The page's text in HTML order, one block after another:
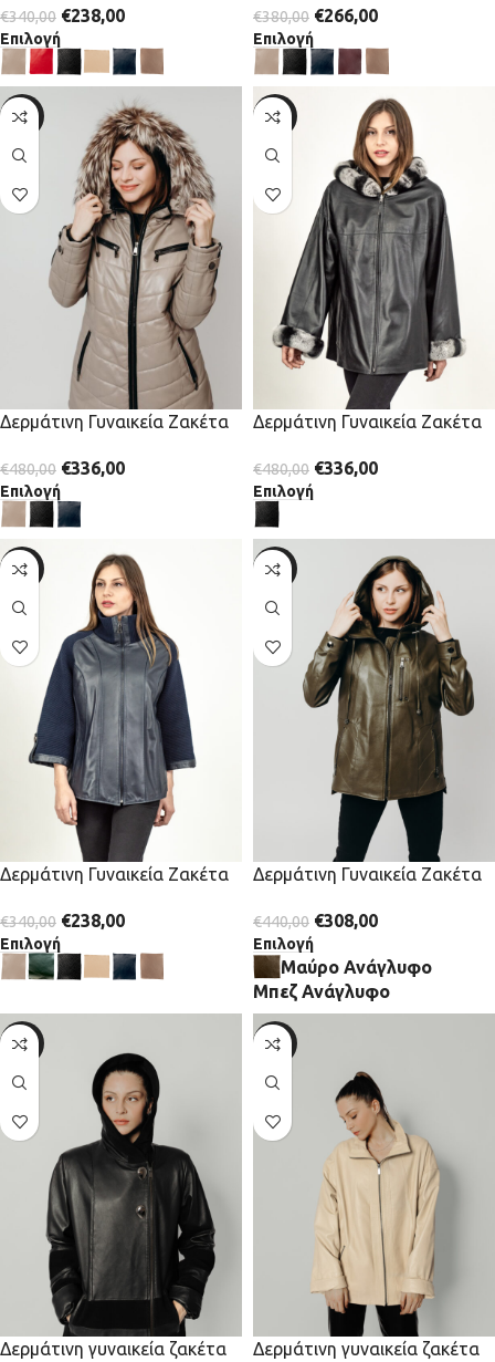
€340,00 €238,00
Επιλογή
€380,00 €266,00
Επιλογή
-30%
Δερμάτινη Γυναικεία Ζακέτα
€480,00 €336,00
Επιλογή
-30%
Δερμάτινη Γυναικεία Ζακέτα
€480,00 €336,00
Επιλογή
-30%
Δερμάτινη Γυναικεία Ζακέτα
€340,00 €238,00
Επιλογή
-30%
Δερμάτινη Γυναικεία Ζακέτα
€440,00 €308,00
Επιλογή
Μαύρο Ανάγλυφο
Μπεζ Ανάγλυφο
-30%
Δερμάτινη γυναικεία ζακέτα
-30%
Δερμάτινη γυναικεία ζακέτα